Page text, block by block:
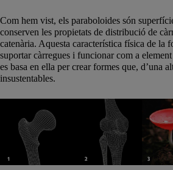
Com hem vist, els paraboloides són
conserven les propietats de distribució de
catenària. Aquesta característica física de la
suportar càrregues i funcionar com a
es basa en ella per crear formes que, d’una
insustentables.